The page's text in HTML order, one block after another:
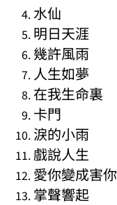
水仙
明日天涯
幾許風雨
人生如夢
在我生命裏
卡門
淚的小雨
戲說人生
愛你變成害你
掌聲響起